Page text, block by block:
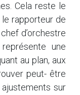
Cela reste le
rapporteur de
d’orchestre
une
au plan, aux
peut- être
sur